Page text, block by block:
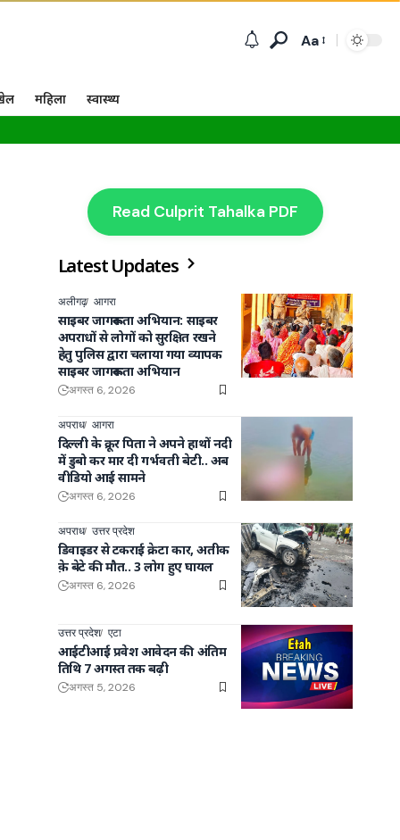
Aa
महिला स्वास्थ्य
Read Culprit Tahalka PDF
Latest Updates
अलीगढ़ आगरा
साइबर जागरूकता अभियान: साइबर
अपराधों से लोगों को सुरक्षित रखने
हेतु पुलिस द्वारा चलाया गया व्यापक
साइबर जागरूकता अभियान
अगस्त 6, 2026
अपराध आगरा
दिल्ली के क्रूर पिता ने अपने हाथों नदी
में डुबो कर मार दी गर्भवती बेटी.. अब
वीडियो आई सामने
अगस्त 6, 2026
अपराध उत्तर प्रदेश
डिवाइडर से टकराई क्रेटा कार, अतीक
क़े बेटे की मौत.. 3 लोग हुए घायल
अगस्त 6, 2026
उत्तर प्रदेश एटा
आईटीआई प्रवेश आवेदन की अंतिम
तिथि 7 अगस्त तक बढ़ी
अगस्त 5, 2026